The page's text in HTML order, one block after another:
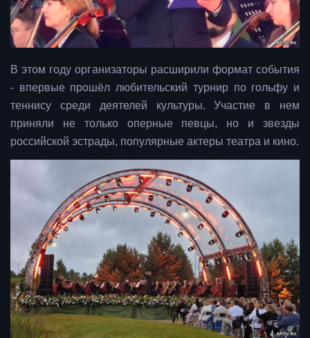
В этом году организаторы расширили формат события
- впервые прошёл любительский турнир по гольфу и
теннису среди деятелей культуры. Участие в нем
приняли не только оперные певцы, но и звезды
российской эстрады, популярные актеры театра и кино.